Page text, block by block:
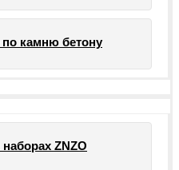
камню бетону
ZNZO